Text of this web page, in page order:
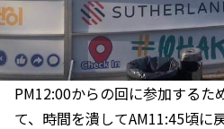
PM12:00からの回に参加するた
て、時間を潰してAM11:45頃に